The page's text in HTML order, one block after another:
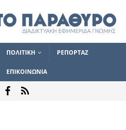
ΠΟΛΙΤΙΚΗ ΡΕΠΟΡΤΑΖ
ΕΠΙΚΟΙΝΩΝΙΑ